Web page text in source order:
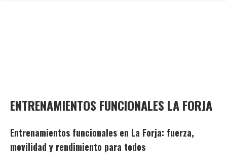
ENTRENAMIENTOS FUNCIONALES LA FORJA
Entrenamientos funcionales en La Forja: fuerza,
movilidad y rendimiento para todos